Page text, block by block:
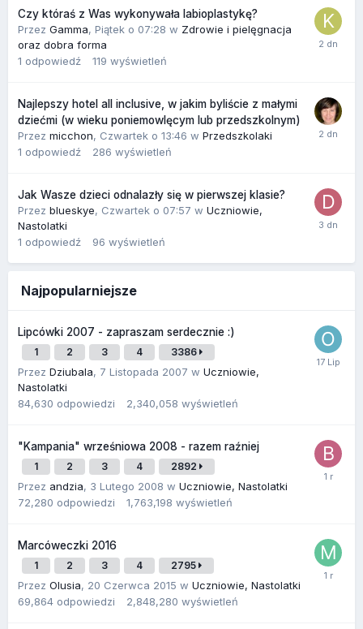
Czy któraś z Was wykonywała labioplastykę?
Przez Gamma, Piątek o 07:28 w Zdrowie i pielęgnacja
oraz dobra forma
1 odpowiedź 119 wyświetleń
Najlepszy hotel all inclusive, w jakim byliście z małymi
dziećmi (w wieku poniemowlęcym lub przedszkolnym)
Przez micchon, Czwartek o 13:46 w Przedszkolaki
1 odpowiedź 286 wyświetleń
Jak Wasze dzieci odnalazły się w pierwszej klasie?
Przez blueskye, Czwartek o 07:57 w Uczniowie,
Nastolatki
1 odpowiedź 96 wyświetleń
Najpopularniejsze
Lipcówki 2007 - zapraszam serdecznie :)
1 2 3 4 3386
Przez Dziubala, 7 Listopada 2007 w Uczniowie,
Nastolatki
84,630 odpowiedzi 2,340,058 wyświetleń
"Kampania" wrześniowa 2008 - razem raźniej
1 2 3 4 2892
Przez andzia, 3 Lutego 2008 w Uczniowie, Nastolatki
72,280 odpowiedzi 1,763,198 wyświetleń
Marcóweczki 2016
1 2 3 4 2795
Przez Olusia, 20 Czerwca 2015 w Uczniowie, Nastolatki
69,864 odpowiedzi 2,848,280 wyświetleń